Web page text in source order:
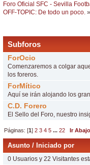
Foro Oficial SFC - Sevilla
OFF-TOPIC: De todo un poco. »
Subforos
ForOcio
Comenzaremos a colgar
los foreros.
ForMítico
Aquí se irán alojando los
C.D. Forero
El Sello del Foro, nuestro
Páginas: [1]2 3 4 5 ...22 Ir Abajo
Asunto / Iniciado por
0 Usuarios y 22 Visitantes